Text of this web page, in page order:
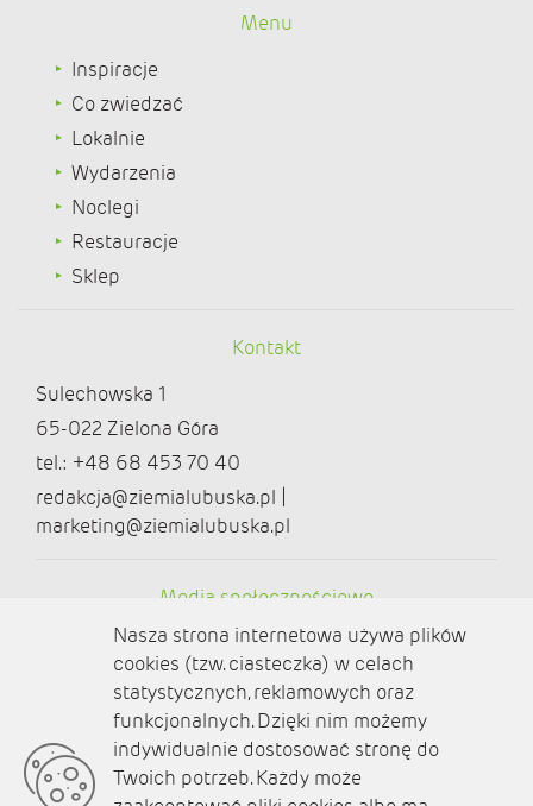
Menu
Inspiracje
Co zwiedzać
Lokalnie
Wydarzenia
Noclegi
Restauracje
Sklep
Kontakt
Sulechowska 1
65-022 Zielona Góra
tel.: +48 68 453 70 40
redakcja@ziemialubuska.pl |
marketing@ziemialubuska.pl
Media społecznościowe
O nas
Kontakt
Nasza strona internetowa używa plików
cookies (tzw. ciasteczka) w celach
statystycznych, reklamowych oraz
funkcjonalnych. Dzięki nim możemy
indywidualnie dostosować stronę do
Twoich potrzeb. Każdy może